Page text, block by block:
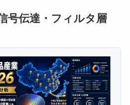
号伝達・フィルタ層